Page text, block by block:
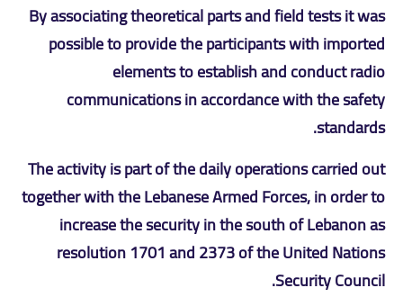
By associating theoretical parts and field tests it was
possible to provide the participants with imported
elements to establish and conduct radio
communications in accordance with the safety
standards.
The activity is part of the daily operations carried out
together with the Lebanese Armed Forces, in order to
increase the security in the south of Lebanon as
resolution 1701 and 2373 of the United Nations
Security Council.